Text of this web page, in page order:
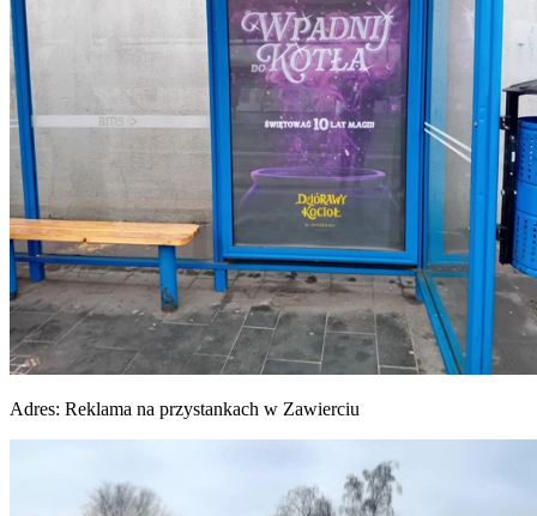
Adres: Reklama na przystankach w Zawierciu